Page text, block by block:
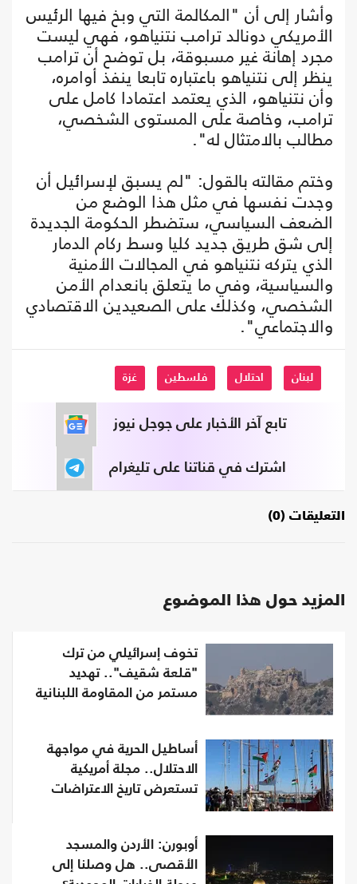
وأشار إلى أن "المكالمة التي وبخ فيها الرئيس
الأمريكي دونالد ترامب نتنياهو، فهي ليست
مجرد إهانة غير مسبوقة، بل توضح أن ترامب
ينظر إلى نتنياهو باعتباره تابعا ينفذ أوامره،
وأن نتنياهو، الذي يعتمد اعتمادا كامل على
ترامب، وخاصة على المستوى الشخصي،
مطالب بالامتثال له".
وختم مقالته بالقول: "لم يسبق لإسرائيل أن
وجدت نفسها في مثل هذا الوضع من
الضعف السياسي، ستضطر الحكومة الجديدة
إلى شق طريق جديد كليا وسط ركام الدمار
الذي يتركه نتنياهو في المجالات الأمنية
والسياسية، وفي ما يتعلق بانعدام الأمن
الشخصي، وكذلك على الصعيدين الاقتصادي
والاجتماعي".
لبنان احتلال فلسطين غزة
تابع آخر الأخبار على جوجل نيوز
اشترك في قناتنا على تليغرام
التعليقات (0)
المزيد حول هذا الموضوع
تخوف إسرائيلي من ترك
"قلعة شقيف".. تهديد
مستمر من المقاومة اللبنانية
أساطيل الحرية في مواجهة
الاحتلال.. مجلة أمريكية
تستعرض تاريخ الاعتراضات
أوبورن: الأردن والمسجد
الأقصى.. هل وصلنا إلى